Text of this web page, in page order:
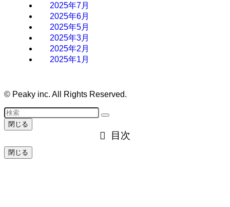
2025年7月
2025年6月
2025年5月
2025年3月
2025年2月
2025年1月
© Peaky inc. All Rights Reserved.
閉じる
目次
閉じる